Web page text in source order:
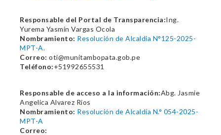
Responsable del Portal de Transparencia:Ing.
Yurema Yasmin Vargas Ocola
Nombramiento: Resolución de Alcaldia N°125-2025-
MPT-A.
Correo: oti@munitambopata.gob.pe
Teléfono:+51992655531
Responsable de acceso a la información:Abg. Jasmie
Angelica Alvarez Rios
Nombramiento: Resolución de Alcaldía N.° 054-2025-
MPT-A
Correo: